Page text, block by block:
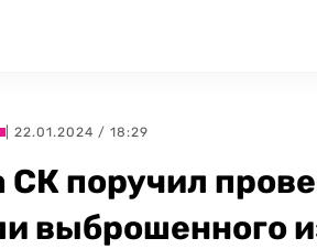
| 22.01.2024 / 18:29
СК поручил
выброшенного